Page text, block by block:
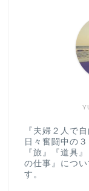
『夫婦２人で
日々奮闘中の
『旅』『道具
の仕事』につ
す。